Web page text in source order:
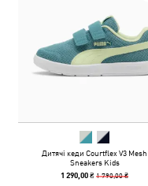
Дитячі кеди Courtflex V3 Mesh
Sneakers Kids
1 290,00 ₴1 790,00 ₴